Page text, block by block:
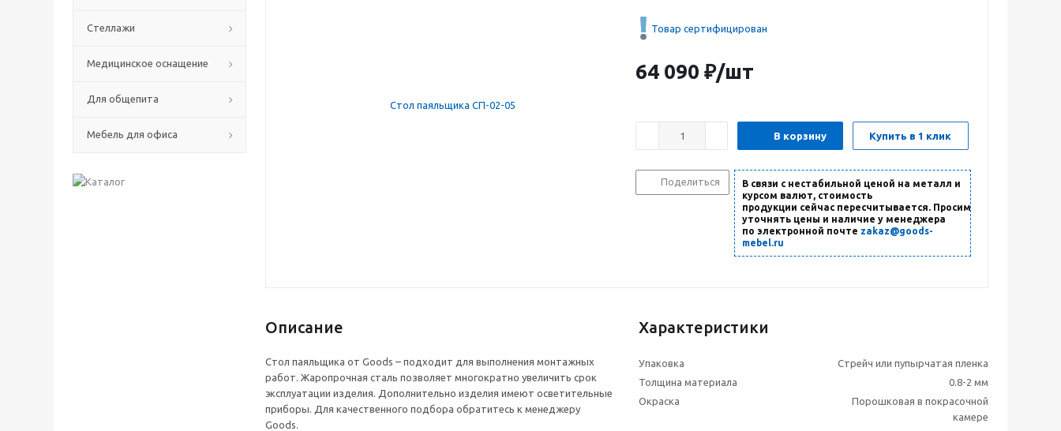
Стеллажи
Медицинское оснащение
Для общепита
Мебель для офиса
Товар сертифицирован
64 090 ₽/шт
В корзину Купить в 1 клик
Поделиться
В связи с нестабильной ценой на металл и
курсом валют, стоимость
продукции сейчас пересчитывается. Просим
уточнять цены и наличие у менеджера
по электронной почте zakaz@goods-
mebel.ru
Описание
Стол паяльщика от Goods – подходит для выполнения монтажных
работ. Жаропрочная сталь позволяет многократно увеличить срок
эксплуатации изделия. Дополнительно изделия имеют осветительные
приборы. Для качественного подбора обратитесь к менеджеру
Goods.
Характеристики
Упаковка
Стрейч или пупырчатая пленка
Толщина материала
0.8-2 мм
Окраска
Порошковая в покрасочной
камере